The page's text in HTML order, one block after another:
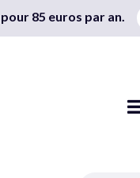
85 euros par an.